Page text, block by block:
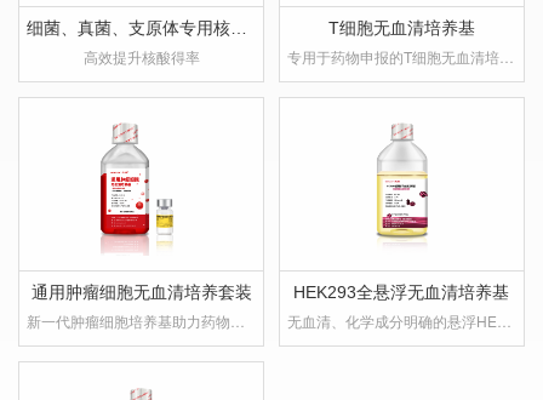
细菌、真菌、支原体专用核酸提取试剂盒（磁珠法）
高效提升核酸得率
T细胞无血清培养基
专用于药物申报的T细胞无血清培养基
通用肿瘤细胞无血清培养套装 HEK293全悬浮无血清培养基